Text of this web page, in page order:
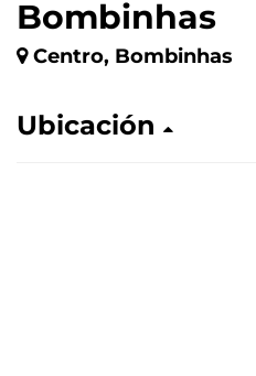
Bombinhas
Centro, Bombinhas
Ubicación